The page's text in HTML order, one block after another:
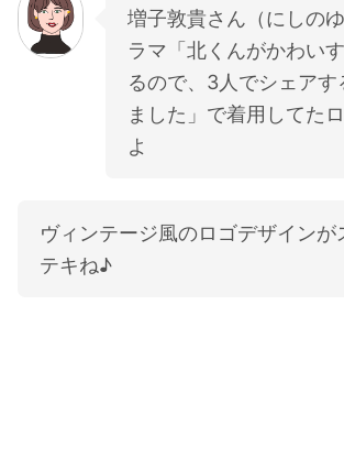
増子敦貴さん（にしの
ラマ「北くんがかわい
るので、3人でシェアす
ました」で着用してた
よ
ヴィンテージ風のロゴデザインが
テキね♪